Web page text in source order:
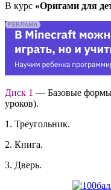
В курс «Оригами для
Диск 1 — Базовые
уроков).
1. Треугольник.
2. Книга.
3. Дверь.